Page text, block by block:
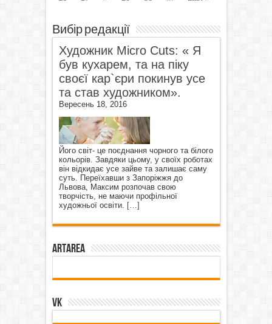
Вибір редакції
Художник Micro Cuts: « Я
був кухарем, та на піку
своєї кар`єри покинув усе
та став художником».
Вересень 18, 2016
Його світ- це поєднання чорного та білого
кольорів. Завдяки цьому, у своїх роботах
він відкидає усе зайве та залишає саму
суть. Переїхавши з Запоріжжя до
Львова, Максим розпочав свою
творчість, не маючи профільної
художньої освіти. […]
ArtArea
VK